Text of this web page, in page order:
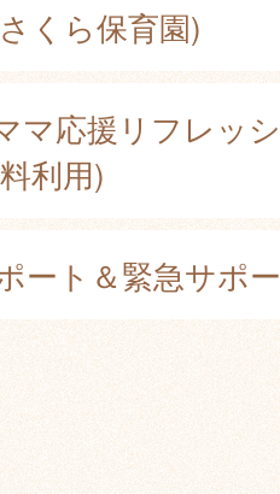
くら保育園)
マ応援リフレッ
利用)
ート＆緊急サポ